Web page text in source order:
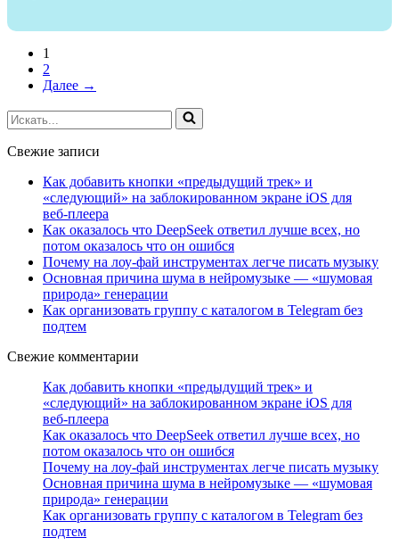
1
2
Далее →
Искать...
Свежие записи
Как добавить кнопки «предыдущий трек» и
«следующий» на заблокированном экране iOS для
веб‑плеера
Как оказалось что DeepSeek ответил лучше всех, но
потом оказалось что он ошибся
Почему на лоу-фай инструментах легче писать музыку
Основная причина шума в нейромузыке — «шумовая
природа» генерации
Как организовать группу с каталогом в Telegram без
подтем
Свежие комментарии
Как добавить кнопки «предыдущий трек» и
«следующий» на заблокированном экране iOS для
веб‑плеера
Как оказалось что DeepSeek ответил лучше всех, но
потом оказалось что он ошибся
Почему на лоу-фай инструментах легче писать музыку
Основная причина шума в нейромузыке — «шумовая
природа» генерации
Как организовать группу с каталогом в Telegram без
подтем